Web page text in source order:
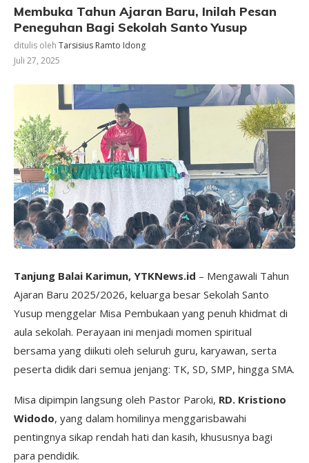
Membuka Tahun Ajaran Baru, Inilah Pesan
Peneguhan Bagi Sekolah Santo Yusup
ditulis oleh Tarsisius Ramto Idong
Juli 27, 2025
Tanjung Balai Karimun, YTKNews.id – Mengawali Tahun
Ajaran Baru 2025/2026, keluarga besar Sekolah Santo
Yusup menggelar Misa Pembukaan yang penuh khidmat di
aula sekolah. Perayaan ini menjadi momen spiritual
bersama yang diikuti oleh seluruh guru, karyawan, serta
peserta didik dari semua jenjang: TK, SD, SMP, hingga SMA.
Misa dipimpin langsung oleh Pastor Paroki, RD. Kristiono
Widodo, yang dalam homilinya menggarisbawahi
pentingnya sikap rendah hati dan kasih, khususnya bagi
para pendidik.